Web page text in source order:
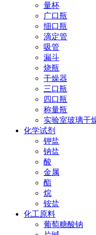
量杯
广口瓶
细口瓶
滴定管
吸管
漏斗
烧瓶
干燥器
三口瓶
四口瓶
称量瓶
实验室玻璃干
化学试剂
钾盐
钠盐
酸
金属
酯
烷
铵盐
化工原料
葡萄糖酸钠